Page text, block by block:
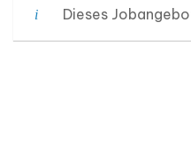
Dieses